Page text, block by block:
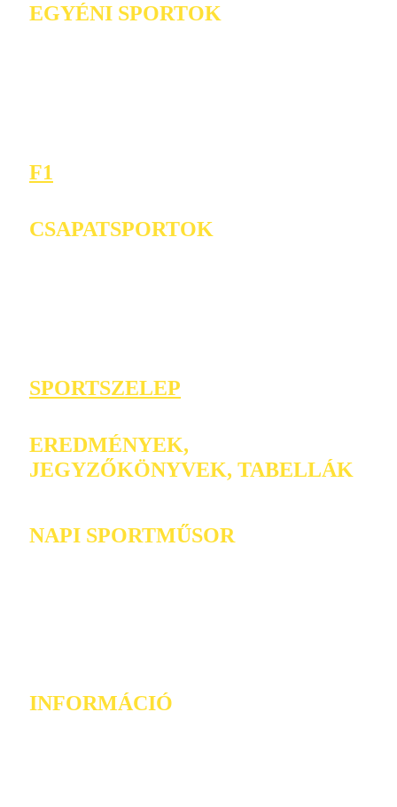
EGYÉNI SPORTOK
F1
CSAPATSPORTOK
SPORTSZELEP
EREDMÉNYEK,
JEGYZŐKÖNYVEK, TABELLÁK
NAPI SPORTMŰSOR
INFORMÁCIÓ